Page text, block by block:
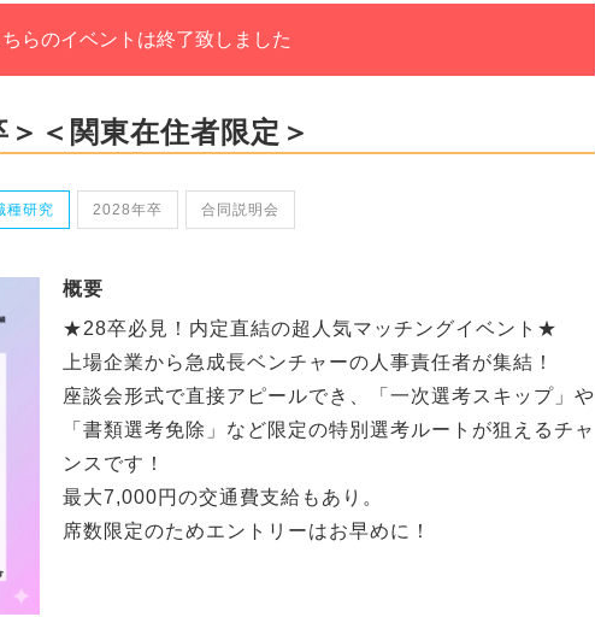
ちらのイベントは終了致しました
＜関東在住者限定＞
種研究 2028年卒 合同説明会
概要
★28卒必見！内定直結の超人気マッチングイベント★
上場企業から急成長ベンチャーの人事責任者が集結！
座談会形式で直接アピールでき、「一次選考スキップ」や
「書類選考免除」など限定の特別選考ルートが狙えるチャ
ンスです！
最大7,000円の交通費支給もあり。
席数限定のためエントリーはお早めに！